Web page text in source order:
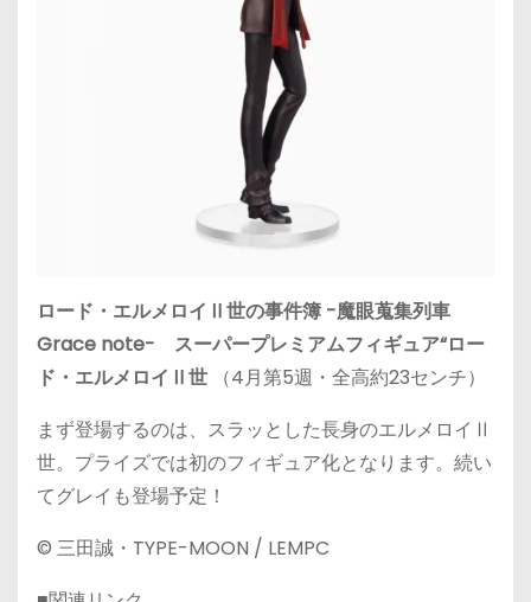
ロード・エルメロイⅡ世の事件簿 -魔眼蒐集列車
Grace note- スーパープレミアムフィギュア“ロー
ド・エルメロイⅡ世 （4月第5週・全高約23センチ）
まず登場するのは、スラッとした長身のエルメロイⅡ
世。プライズでは初のフィギュア化となります。続い
てグレイも登場予定！
© 三田誠・TYPE-MOON / LEMPC